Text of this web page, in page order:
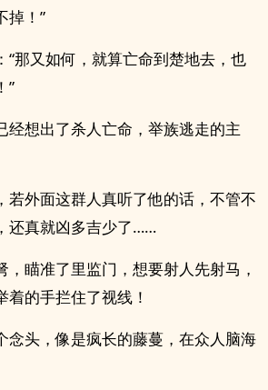
掉！”
“那又如何，就算亡命到楚地去，也
”
经想出了杀人亡命，举族逃走的主
若外面这群人真听了他的话，不管不
还真就凶多吉少了……
，瞄准了里监门，想要射人先射马，
的手拦住了视线！
念头，像是疯长的藤蔓，在众人脑海